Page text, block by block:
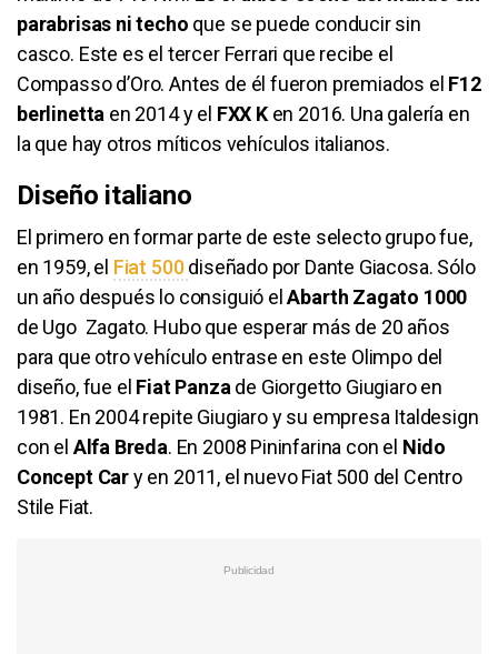
parabrisas ni techo que se puede conducir sin
casco. Este es el tercer Ferrari que recibe el
Compasso d’Oro. Antes de él fueron premiados el F12
berlinetta en 2014 y el FXX Ken 2016. Una galería en
la que hay otros míticos vehículos italianos.
Diseño italiano
El primero en formar parte de este selecto grupo fue,
en 1959, el Fiat 500diseñado por Dante Giacosa. Sólo
un año después lo consiguió elAbarth Zagato 1000
de Ugo Zagato. Hubo que esperar más de 20 años
para que otro vehículo entrase en este Olimpo del
diseño, fue el Fiat Panza de Giorgetto Giugiaro en
1981. En 2004 repite Giugiaro y su empresa Italdesign
con el Alfa Breda. En 2008 Pininfarina con el Nido
Concept Cary en 2011, el nuevo Fiat 500 del Centro
Stile Fiat.